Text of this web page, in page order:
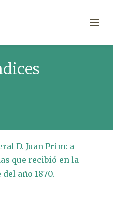
D. Juan Prim: a
que recibió en la
año 1870.